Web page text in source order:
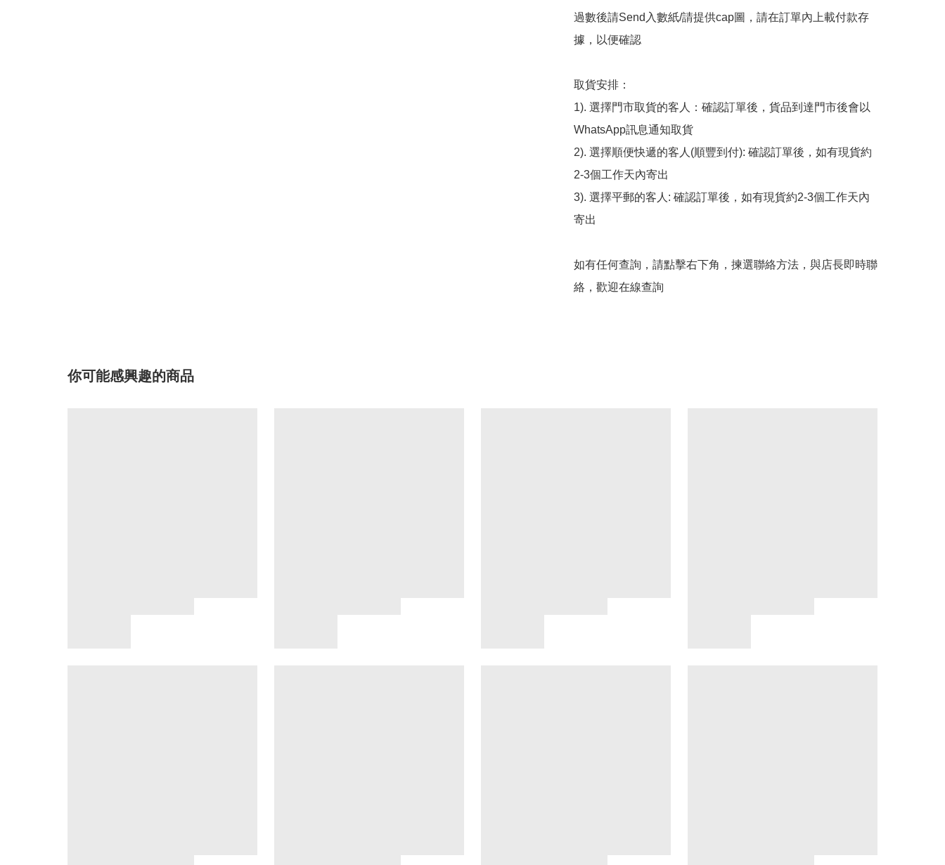
過數後請Send入數紙/請提供cap圖，請在訂單內上載付款存
據，以便確認
取貨安排：
1). 選擇門市取貨的客人：確認訂單後，貨品到達門市後會以
WhatsApp訊息通知取貨
2). 選擇順便快遞的客人(順豐到付): 確認訂單後，如有現貨約
2-3個工作天內寄出
3). 選擇平郵的客人: 確認訂單後，如有現貨約2-3個工作天內
寄出
如有任何查詢，請點擊右下角，揀選聯絡方法，與店長即時聯
絡，歡迎在線查詢
你可能感興趣的商品